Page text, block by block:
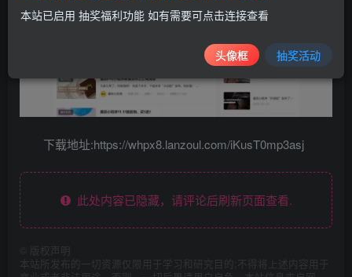
下载地址:https://whpx8.lanzoul.com/iKusT0mp3asj
此处内容已隐藏，请评论后刷新页面查看.
版权声明
本站所发布的一切资源仅限用于学习和研究目的;不得将上述内容用于
本站已启用 抽奖福利功能 如有需要可点击连接查看
头像框 抽奖活动